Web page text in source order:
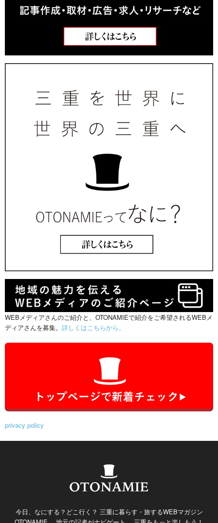
WEBメディアさんのご紹介と、OTONAMIEで紹介をご希望されるWEBメ
ディアさんを募集。 詳しくはこちらから。
privacy policy
今日、なにする？どこ行く？ 三重に暮らす・旅するWEBマガジン